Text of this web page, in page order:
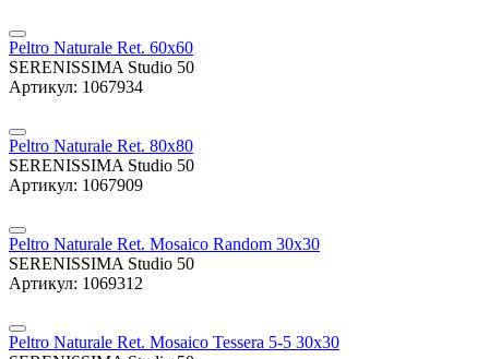
Peltro Naturale Ret. 60x60
SERENISSIMA Studio 50
Артикул: 1067934
Peltro Naturale Ret. 80x80
SERENISSIMA Studio 50
Артикул: 1067909
Peltro Naturale Ret. Mosaico Random 30x30
SERENISSIMA Studio 50
Артикул: 1069312
Peltro Naturale Ret. Mosaico Tessera 5-5 30x30